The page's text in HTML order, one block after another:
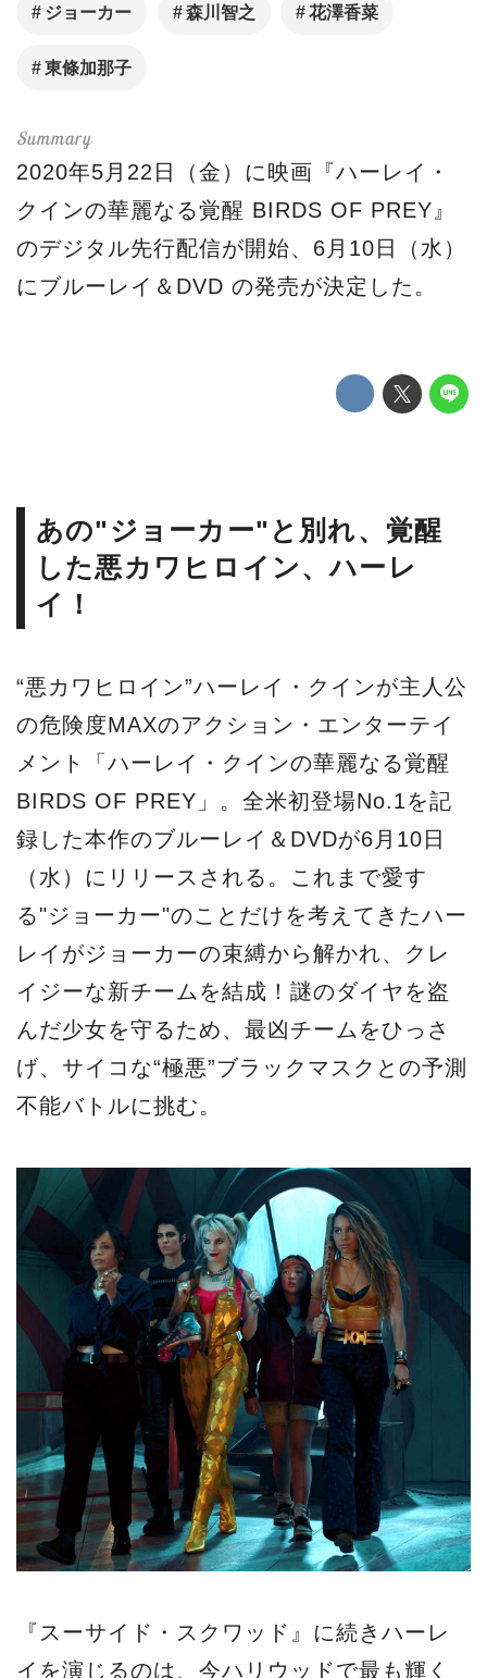
ジョーカー 森川智之 花澤香菜
東條加那子
2020年5月22日（金）に映画『ハーレイ・
クインの華麗なる覚醒 BIRDS OF PREY』
のデジタル先行配信が開始、6月10日（水）
にブルーレイ＆DVD の発売が決定した。
あの"ジョーカー"と別れ、覚醒
した悪カワヒロイン、ハーレ
イ！
“悪カワヒロイン”ハーレイ・クインが主人公
の危険度MAXのアクション・エンターテイ
メント「ハーレイ・クインの華麗なる覚醒
BIRDS OF PREY」。全米初登場No.1を記
録した本作のブルーレイ＆DVDが6月10日
（水）にリリースされる。これまで愛す
る"ジョーカー"のことだけを考えてきたハー
レイがジョーカーの束縛から解かれ、クレ
イジーな新チームを結成！謎のダイヤを盗
んだ少女を守るため、最凶チームをひっさ
げ、サイコな“極悪”ブラックマスクとの予測
不能バトルに挑む。
『スーサイド・スクワッド』に続きハーレ
イを演じるのは、今ハリウッドで最も輝く